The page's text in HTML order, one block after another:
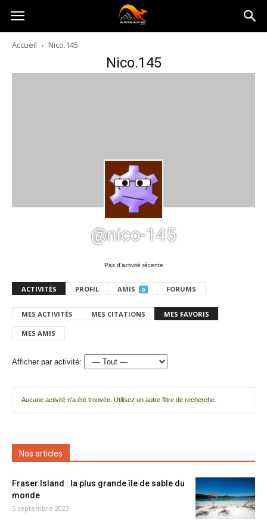
Australia-
australie.com
Accueil Nico.145
Nico.145
@nico-145
Pas d’activité récente
ACTIVITÉS PROFIL AMIS 0 FORUMS
MES ACTIVITÉS MES CITATIONS MES FAVORIS
MES AMIS
Afficher par activité:
Aucune activité n'a été trouvée. Utilisez un autre filtre de recherche.
Nos articles
Fraser Island : la plus grande île de sable du
monde
5 septembre 2023